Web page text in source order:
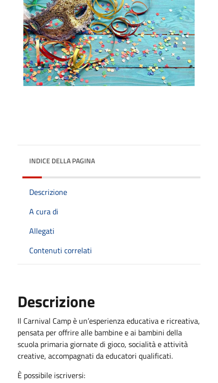
INDICE DELLA PAGINA
Descrizione
A cura di
Allegati
Contenuti correlati
Descrizione
Il Carnival Camp è un’esperienza educativa e ricreativa,
pensata per offrire alle bambine e ai bambini della
scuola primaria giornate di gioco, socialità e attività
creative, accompagnati da educatori qualificati.
È possibile iscriversi: